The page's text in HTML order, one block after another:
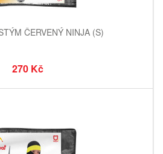
ČERVENÝ NINJA (S)
270 Kč